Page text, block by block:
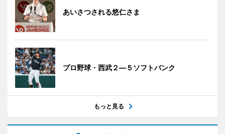
あいさつされる悠仁さま
プロ野球・西武２―５ソフトバンク
もっと見る